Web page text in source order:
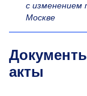
с изменением
Москве
акты